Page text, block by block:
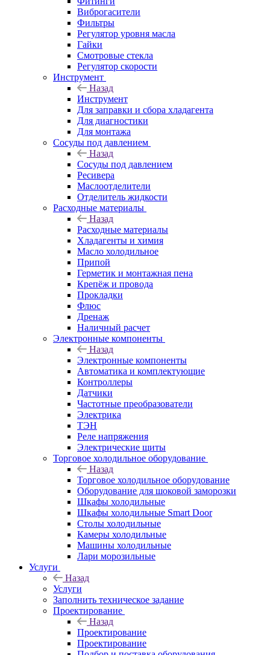
Виброгасители
Фильтры
Регулятор уровня масла
Гайки
Смотровые стекла
Регулятор скорости
Инструмент
Назад
Инструмент
Для заправки и сбора хладагента
Для диагностики
Для монтажа
Сосуды под давлением
Назад
Сосуды под давлением
Ресивера
Маслоотделители
Отделитель жидкости
Расходные материалы
Назад
Расходные материалы
Хладагенты и химия
Масло холодильное
Припой
Герметик и монтажная пена
Крепёж и провода
Прокладки
Флюс
Дренаж
Наличный расчет
Электронные компоненты
Назад
Электронные компоненты
Автоматика и комплектующие
Контроллеры
Датчики
Частотные преобразователи
Электрика
ТЭН
Реле напряжения
Электрические щиты
Торговое холодильное оборудование
Назад
Торговое холодильное оборудование
Оборудование для шоковой заморозки
Шкафы холодильные
Шкафы холодильные Smart Door
Столы холодильные
Камеры холодильные
Машины холодильные
Лари морозильные
Услуги
Назад
Услуги
Заполнить техническое задание
Проектирование
Назад
Проектирование
Проектирование